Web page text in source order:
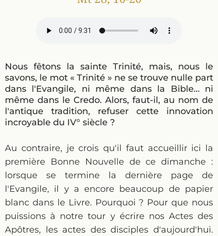
Nous fêtons la sainte Trinité, mais, nous le
savons, le mot « Trinité » ne se trouve nulle part
dans l'Evangile, ni même dans la Bible… ni
même dans le Credo. Alors, faut-il, au nom de
l'antique tradition, refuser cette innovation
incroyable du IV° siècle ?
Au contraire, je crois qu'il faut accueillir ici la
première Bonne Nouvelle de ce dimanche :
lorsque se termine la dernière page de
l'Evangile, il y a encore beaucoup de papier
blanc dans le Livre. Pourquoi ? Pour que nous
puissions à notre tour y écrire nos Actes des
Apôtres, les actes des disciples d'aujourd'hui.